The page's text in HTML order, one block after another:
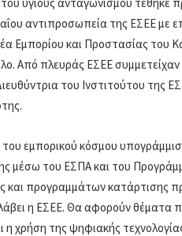
αντιπροσωπεία της ΕΣΕΕ με
Εμπορίου και Προστασίας
Από πλευράς ΕΣΕΕ συμμετείχαν
του Ινστιτούτου της
εμπορικού κόσμου
μέσω του ΕΣΠΑ και του
και προγραμμάτων κατάρτισης
η ΕΣΕΕ. Θα αφορούν θέματα
η χρήση της ψηφιακής